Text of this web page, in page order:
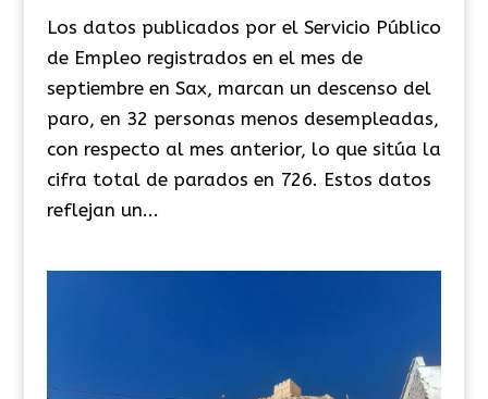
Los datos publicados por el Servicio Público
de Empleo registrados en el mes de
septiembre en Sax, marcan un descenso del
paro, en 32 personas menos desempleadas,
con respecto al mes anterior, lo que sitúa la
cifra total de parados en 726. Estos datos
reflejan un...